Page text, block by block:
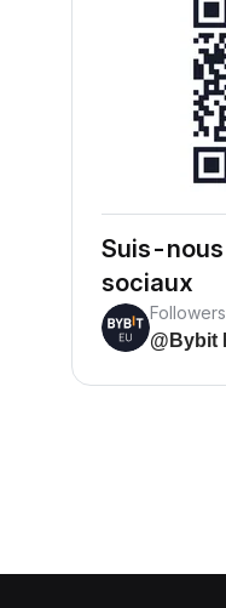
Suis-
sociaux
Followers
@Bybit